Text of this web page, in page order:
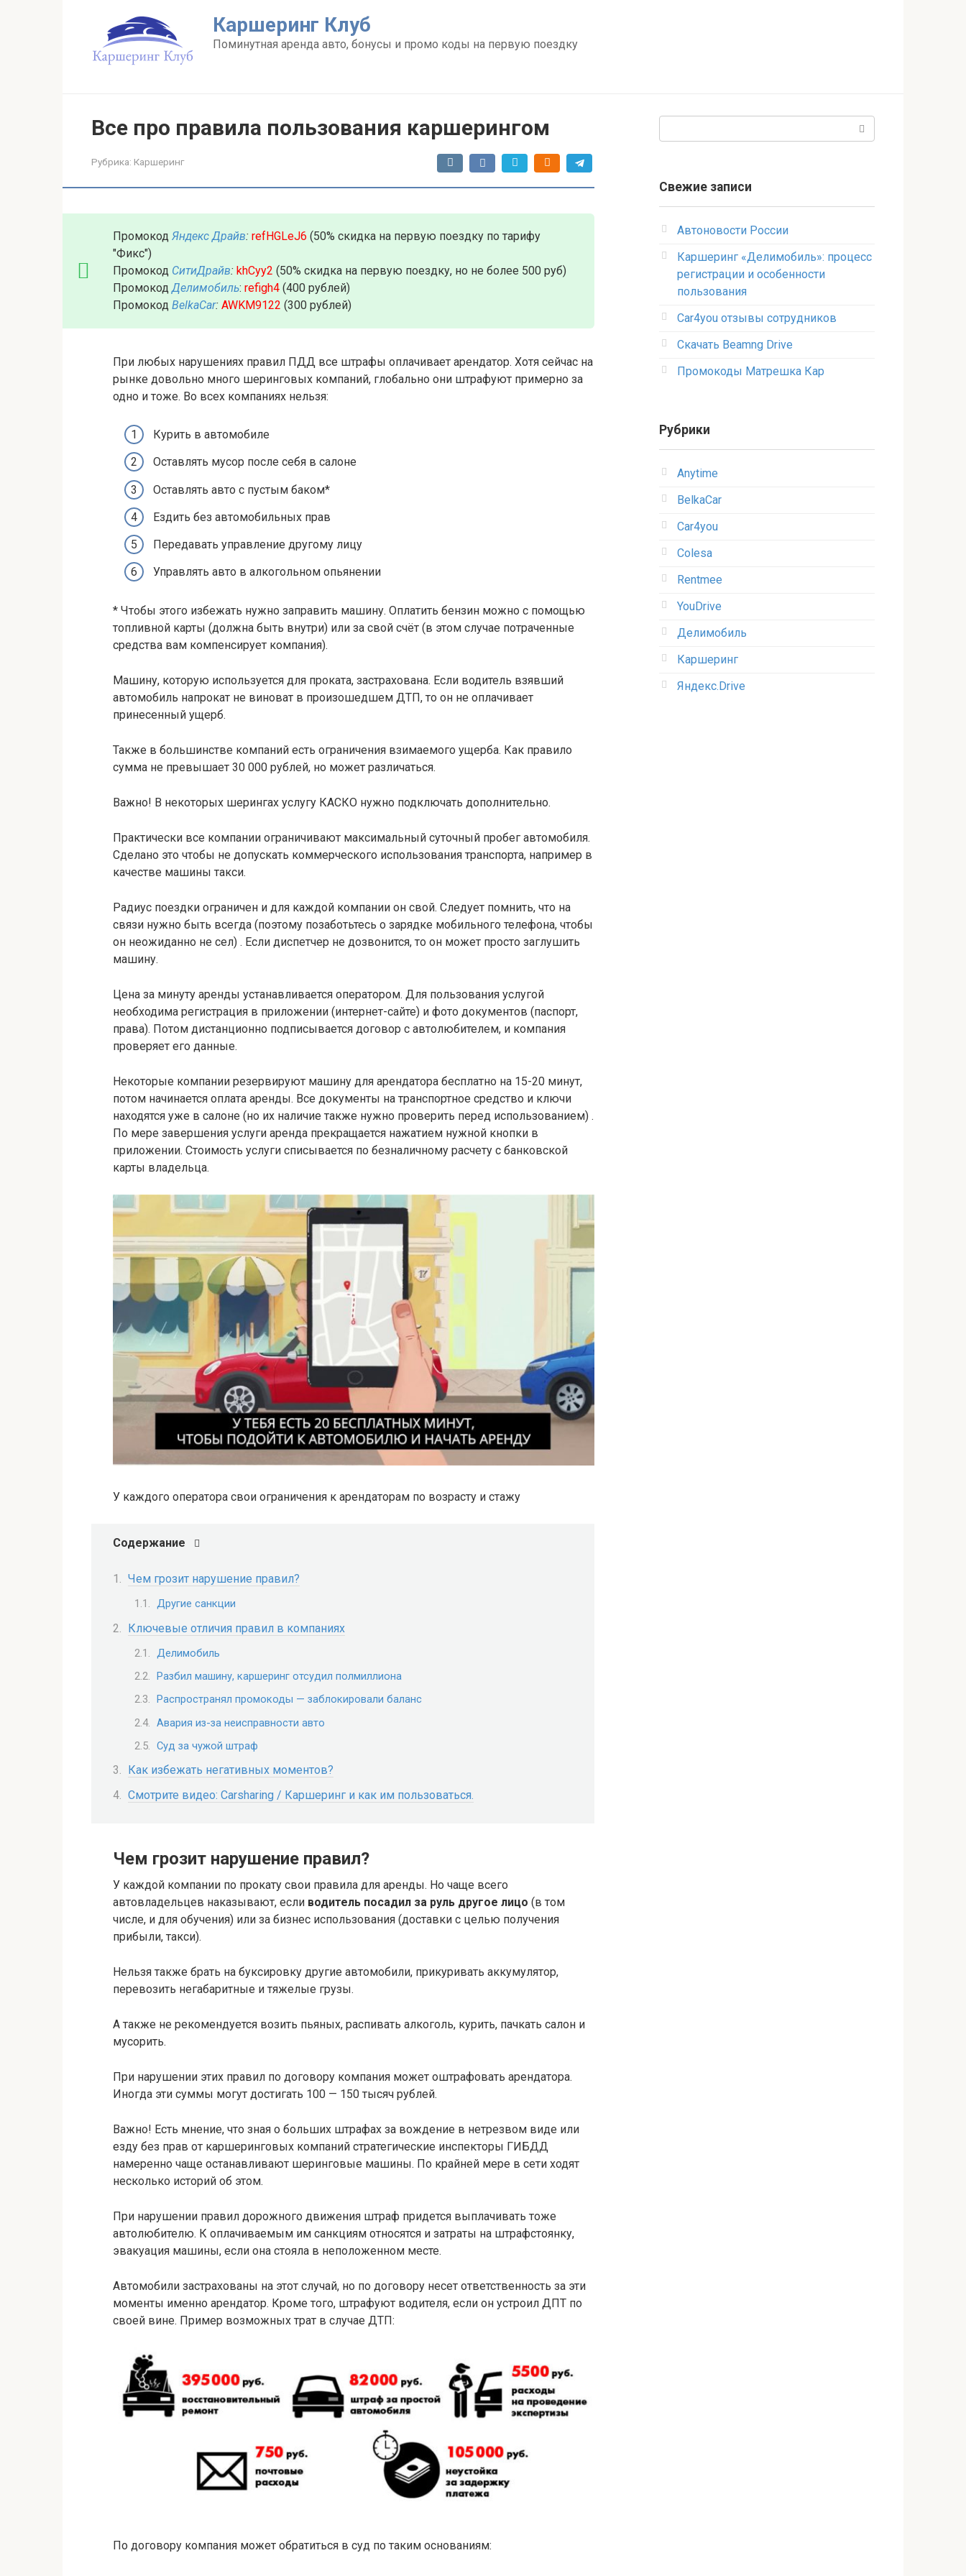
Каршеринг Клуб
Поминутная аренда авто, бонусы и промо коды на первую поездку
Все про правила пользования каршерингом
Рубрика: Каршеринг
Промокод Яндекс Драйв: refHGLeJ6 (50% скидка на первую поездку по тарифу
"Фикс")
Промокод СитиДрайв: khCyy2 (50% скидка на первую поездку, но не более 500 руб)
ПромокодДелимобиль: refigh4 (400 рублей)
Промокод BelkaCar: AWKM9122 (300 рублей)
При любых нарушениях правил ПДД все штрафы оплачивает арендатор. Хотя сейчас на
рынке довольно много шеринговых компаний, глобально они штрафуют примерно за
одно и тоже. Во всех компаниях нельзя:
Курить в автомобиле
Оставлять мусор после себя в салоне
Оставлять авто с пустым баком*
Ездить без автомобильных прав
Передавать управление другому лицу
Управлять авто в алкогольном опьянении
* Чтобы этого избежать нужно заправить машину. Оплатить бензин можно с помощью
топливной карты (должна быть внутри) или за свой счёт (в этом случае потраченные
средства вам компенсирует компания).
Машину, которую используется для проката, застрахована. Если водитель взявший
автомобиль напрокат не виноват в произошедшем ДТП, то он не оплачивает
принесенный ущерб.
Также в большинстве компаний есть ограничения взимаемого ущерба. Как правило
сумма не превышает 30 000 рублей, но может различаться.
Важно! В некоторых шерингах услугу КАСКО нужно подключать дополнительно.
Практически все компании ограничивают максимальный суточный пробег автомобиля.
Сделано это чтобы не допускать коммерческого использования транспорта, например в
качестве машины такси.
Радиус поездки ограничен и для каждой компании он свой. Следует помнить, что на
связи нужно быть всегда (поэтому позаботьтесь о зарядке мобильного телефона, чтобы
он неожиданно не сел) . Если диспетчер не дозвонится, то он может просто заглушить
машину.
Цена за минуту аренды устанавливается оператором. Для пользования услугой
необходима регистрация в приложении (интернет-сайте) и фото документов (паспорт,
права). Потом дистанционно подписывается договор с автолюбителем, и компания
проверяет его данные.
Некоторые компании резервируют машину для арендатора бесплатно на 15-20 минут,
потом начинается оплата аренды. Все документы на транспортное средство и ключи
находятся уже в салоне (но их наличие также нужно проверить перед использованием) .
По мере завершения услуги аренда прекращается нажатием нужной кнопки в
приложении. Стоимость услуги списывается по безналичному расчету с банковской
карты владельца.
У каждого оператора свои ограничения к арендаторам по возрасту и стажу
Содержание
Чем грозит нарушение правил?
Другие санкции
Ключевые отличия правил в компаниях
Делимобиль
Разбил машину, каршеринг отсудил полмиллиона
Распространял промокоды — заблокировали баланс
Авария из-за неисправности авто
Суд за чужой штраф
Как избежать негативных моментов?
Смотрите видео: Carsharing / Каршеринг и как им пользоваться.
Чем грозит нарушение правил?
У каждой компании по прокату свои правила для аренды. Но чаще всего
автовладельцев наказывают, если водитель посадил за руль другое лицо (в том
числе, и для обучения) или за бизнес использования (доставки с целью получения
прибыли, такси).
Нельзя также брать на буксировку другие автомобили, прикуривать аккумулятор,
перевозить негабаритные и тяжелые грузы.
А также не рекомендуется возить пьяных, распивать алкоголь, курить, пачкать салон и
мусорить.
При нарушении этих правил по договору компания может оштрафовать арендатора.
Иногда эти суммы могут достигать 100 — 150 тысяч рублей.
Важно! Есть мнение, что зная о больших штрафах за вождение в нетрезвом виде или
езду без прав от каршеринговых компаний стратегические инспекторы ГИБДД
намеренно чаще останавливают шеринговые машины. По крайней мере в сети ходят
несколько историй об этом.
При нарушении правил дорожного движения штраф придется выплачивать тоже
автолюбителю. К оплачиваемым им санкциям относятся и затраты на штрафстоянку,
эвакуация машины, если она стояла в неположенном месте.
Автомобили застрахованы на этот случай, но по договору несет ответственность за эти
моменты именно арендатор. Кроме того, штрафуют водителя, если он устроил ДПТ по
своей вине. Пример возможных трат в случае ДТП:
По договору компания может обратиться в суд по таким основаниям:
Свежие записи
Автоновости России
Каршеринг «Делимобиль»: процесс
регистрации и особенности
пользования
Car4you отзывы сотрудников
Скачать Beamng Drive
Промокоды Матрешка Кар
Рубрики
Anytime
BelkaCar
Car4you
Colesa
Rentmee
YouDrive
Делимобиль
Каршеринг
Яндекс.Drive